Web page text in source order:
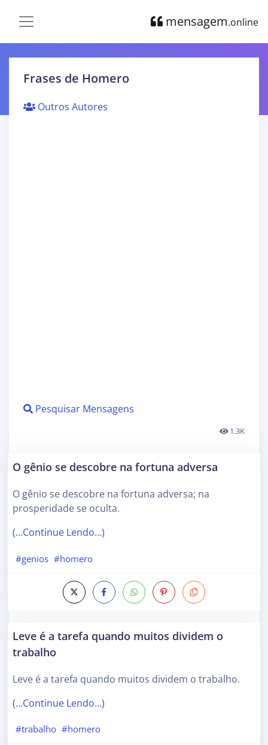
mensagem.online
Frases de Homero
Outros Autores
Pesquisar Mensagens
1.3K
O gênio se descobre na fortuna adversa
O gênio se descobre na fortuna adversa; na
prosperidade se oculta.
(…Continue Lendo…)
#genios #homero
Leve é a tarefa quando muitos dividem o
trabalho
Leve é a tarefa quando muitos dividem o trabalho.
(…Continue Lendo…)
#trabalho #homero